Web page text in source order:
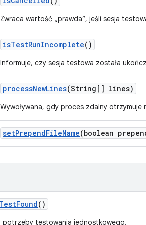
Zwraca wartość „prawda”, jeśli sesja
isTestRunIncomplete()
Informuje, czy sesja testowa została
processNewLines(String[] lines)
Wywoływana, gdy proces zdalny otrzymuje
setPrependFileName(boolean
Found()
potrzeby testowania jednostkowego.